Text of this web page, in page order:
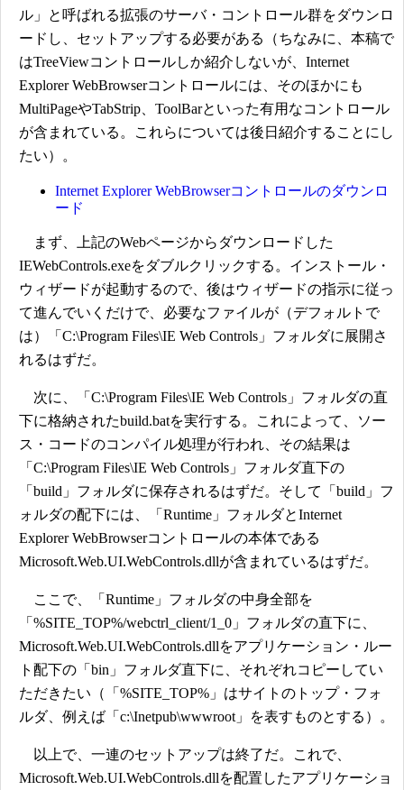
ル」と呼ばれる拡張のサーバ・コントロール群をダウンロ
ードし、セットアップする必要がある（ちなみに、本稿で
はTreeViewコントロールしか紹介しないが、Internet
Explorer WebBrowserコントロールには、そのほかにも
MultiPageやTabStrip、ToolBarといった有用なコントロール
が含まれている。これらについては後日紹介することにし
たい）。
Internet Explorer WebBrowserコントロールのダウンロ
ード
まず、上記のWebページからダウンロードした
IEWebControls.exeをダブルクリックする。インストール・
ウィザードが起動するので、後はウィザードの指示に従っ
て進んでいくだけで、必要なファイルが（デフォルトで
は）「C:\Program Files\IE Web Controls」フォルダに展開さ
れるはずだ。
次に、「C:\Program Files\IE Web Controls」フォルダの直
下に格納されたbuild.batを実行する。これによって、ソー
ス・コードのコンパイル処理が行われ、その結果は
「C:\Program Files\IE Web Controls」フォルダ直下の
「build」フォルダに保存されるはずだ。そして「build」フ
ォルダの配下には、「Runtime」フォルダとInternet
Explorer WebBrowserコントロールの本体である
Microsoft.Web.UI.WebControls.dllが含まれているはずだ。
ここで、「Runtime」フォルダの中身全部を
「%SITE_TOP%/webctrl_client/1_0」フォルダの直下に、
Microsoft.Web.UI.WebControls.dllをアプリケーション・ルー
ト配下の「bin」フォルダ直下に、それぞれコピーしてい
ただきたい（「%SITE_TOP%」はサイトのトップ・フォ
ルダ、例えば「c:\Inetpub\wwwroot」を表すものとする）。
以上で、一連のセットアップは終了だ。これで、
Microsoft.Web.UI.WebControls.dllを配置したアプリケーショ